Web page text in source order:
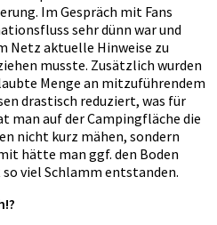
Im Gespräch mit Fans
sehr dünn war und
Netz aktuelle Hinweise zu
musste. Zusätzlich wurden
Menge an mitzuführendem
drastisch reduziert, was für
auf der Campingfläche die
nicht kurz mähen, sondern
hätte man ggf. den Boden
viel Schlamm entstanden.